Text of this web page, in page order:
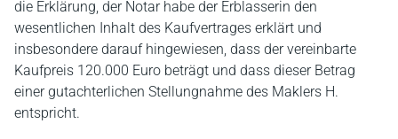
die Erklärung, der Notar habe der Erblasserin den
wesentlichen Inhalt des Kaufvertrages erklärt und
insbesondere darauf hingewiesen, dass der vereinbarte
Kaufpreis 120.000 Euro beträgt und dass dieser Betrag
einer gutachterlichen Stellungnahme des Maklers H.
entspricht.